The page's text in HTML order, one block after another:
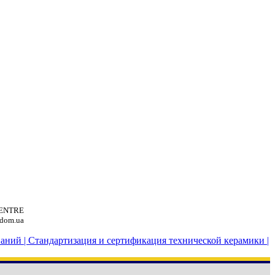
| Стандартизация и сертификация технической керамики |